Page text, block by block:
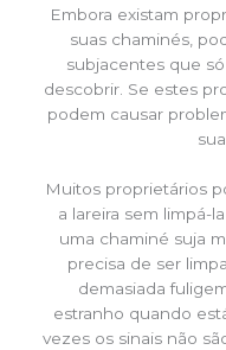
Embora existam
suas chaminés,
subjacentes que
descobrir. Se estes
podem causar
Muitos proprietários
a lareira sem limpá-
uma chaminé suja
precisa de ser
demasiada
estranho quando
vezes os sinais não